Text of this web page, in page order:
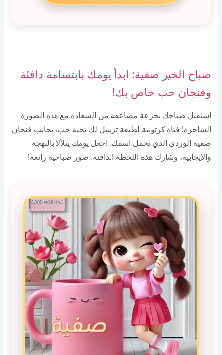
صباح الخير صفية: ابدأ يومك بابتسامة دافئة
وفنجان حب خاص بك!
استقبل صباحك بجرعة مضاعفة من السعادة مع هذه الصورة
الساحرة! فتاة كرتونية لطيفة ترسل لك تحية حب، بجانب فنجان
صفية الوردي الذي يحمل اسمك. اجعل يومك يتلألأ بالبهجة
والإيجابية، وشارك هذه اللحظة الدافئة. صور صباحية رائعة!